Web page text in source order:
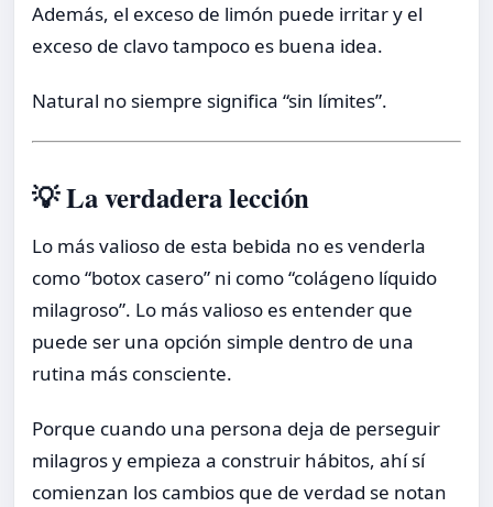
Además, el exceso de limón puede irritar y el
exceso de clavo tampoco es buena idea.
Natural no siempre significa “sin límites”.
💡 La verdadera lección
Lo más valioso de esta bebida no es venderla
como “botox casero” ni como “colágeno líquido
milagroso”. Lo más valioso es entender que
puede ser una opción simple dentro de una
rutina más consciente.
Porque cuando una persona deja de perseguir
milagros y empieza a construir hábitos, ahí sí
comienzan los cambios que de verdad se notan